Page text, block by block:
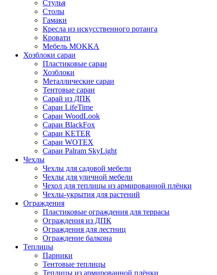
Стулья
Столы
Гамаки
Кресла из искусственного ротанга
Кровати
Мебель MOKKA
Хозблоки сараи
Пластиковые сараи
Хозблоки
Металлические сараи
Тентовые сараи
Сарай из ДПК
Cараи LifeTime
Cараи WoodLook
Сараи BlackFox
Сараи KETER
Сараи WOTEX
Сараи Palram SkyLight
Чехлы
Чехлы для садовой мебели
Чехлы для уличной мебели
Чехол для теплицы из армированной плёнки
Чехлы-укрытия для растений
Ограждения
Пластиковые ограждения для террасы
Ограждения из ДПК
Ограждения для лестниц
Ограждение балкона
Теплицы
Парники
Тентовые теплицы
Теплицы из армированной плёнки